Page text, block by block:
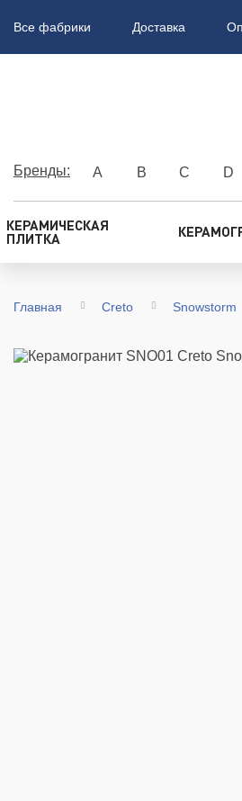
Все фабрики Доставка
Бренды: A B C D
КЕРАМИЧЕСКАЯ
ПЛИТКА
Главная Creto Snowstorm